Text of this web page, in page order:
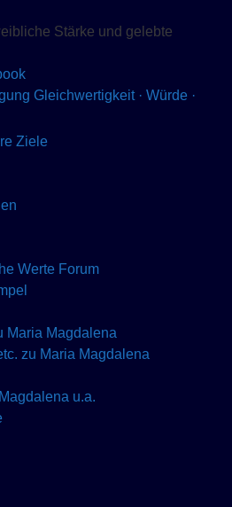
Stärke und gelebte
Gleichwertigkeit · Würde ·
Ziele
Werte Forum
Maria Magdalena
zu Maria Magdalena
u.a.